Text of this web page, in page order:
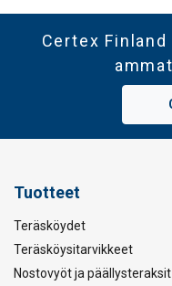
Certex
Tuotteet
Teräsköydet
Teräsköysitarvikkeet
Nostovyöt ja päällysteraksit